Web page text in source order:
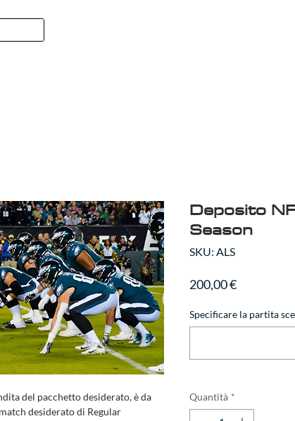
del pacchetto desiderato, è da
desiderato di Regular
Deposito
Season
SKU: ALS
200,00 €Prezzo
Specificare la partita
Quantità *